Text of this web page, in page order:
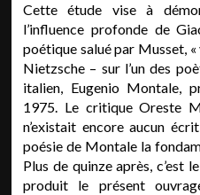
Cette étude vise à
l’influence profonde de
poétique salué par Musset,
Nietzsche – sur l’un des
italien, Eugenio Montale,
1975. Le critique Oreste
n’existait encore aucun
poésie de Montale la
Plus de quinze après, c’est
produit le présent